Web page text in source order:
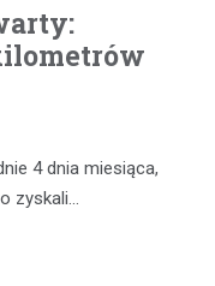
4 dnia miesiąca,
zyskali…